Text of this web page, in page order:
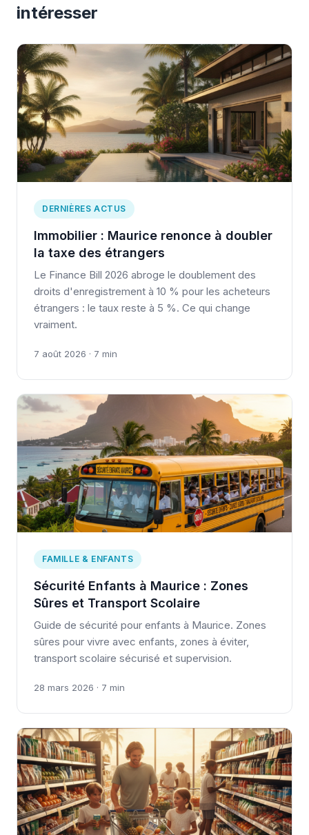
intéresser
DERNIÈRES ACTUS
Immobilier : Maurice renonce à doubler
la taxe des étrangers
Le Finance Bill 2026 abroge le doublement des
droits d'enregistrement à 10 % pour les acheteurs
étrangers : le taux reste à 5 %. Ce qui change
vraiment.
7 août 2026 · 7 min
FAMILLE & ENFANTS
Sécurité Enfants à Maurice : Zones
Sûres et Transport Scolaire
Guide de sécurité pour enfants à Maurice. Zones
sûres pour vivre avec enfants, zones à éviter,
transport scolaire sécurisé et supervision.
28 mars 2026 · 7 min